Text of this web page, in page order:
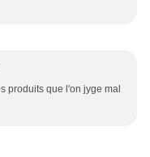
produits que l'on jyge mal